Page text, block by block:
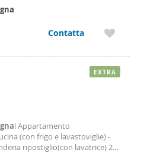
Contatta
! Appartamento
(con frigo e lavastoviglie) -
ripostiglio(con lavatrice) 2
EXTRA